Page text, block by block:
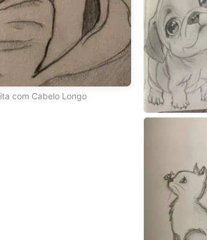
com Cabelo Longo